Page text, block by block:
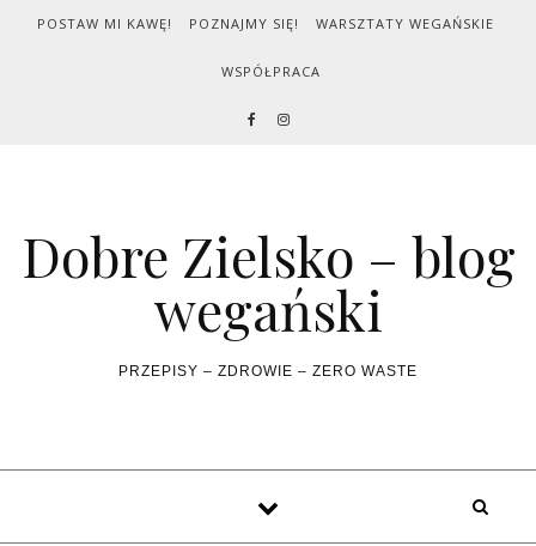
Skip to content
POSTAW MI KAWĘ! POZNAJMY SIĘ! WARSZTATY WEGAŃSKIE
WSPÓŁPRACA
Dobre Zielsko – blog
wegański
PRZEPISY – ZDROWIE – ZERO WASTE